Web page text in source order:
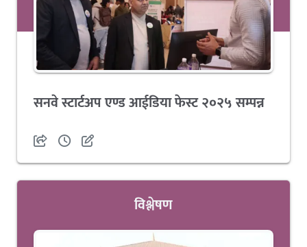
सनवे स्टार्टअप एण्ड आईडिया फेस्ट २०२५ सम्पन्न
विश्लेषण